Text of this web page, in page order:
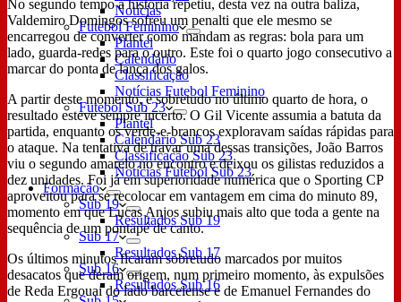
Notícias
Futebol Feminino
Plantel
Calendário
Classificação
Notícias Futebol Feminino
Futebol Sub 23
Plantel
Calendário Sub 23
Classificação Sub 23
Notícias Futebol Sub 23
Formação
Sub 19
Resultados Sub 19
Sub 17
Resultados Sub 17
Sub 16
Resultados Sub 16
No segundo tempo a história repetiu, desta vez na outra baliza,
Valdemiro Domingos sofreu um penalti que ele mesmo se
encarregou de converter como mandam as regras: bola para um
lado, guarda-redes para o outro. Este foi o quarto jogo consecutivo a
marcar do ponta de lança dos galos.
A partir deste momento, e sobretudo no último quarto de hora, o
resultado esteve sempre incerto. O Gil Vicente assumia a batuta da
partida, enquanto os verde-e-brancos exploravam saídas rápidas para
o ataque. Na tentativa de travar uma dessas transições, João Barros
viu o segundo amarelo no encontro e deixou os gilistas reduzidos a
dez unidades. Foi já em superioridade numérica que o Sporting CP
aproveitou para se recolocar em vantagem em cima do minuto 89,
momento em que Lucas Anjos subiu mais alto que toda a gente na
sequência de um pontapé de canto.
Os últimos minutos ficaram sobretudo marcados por muitos
desacatos que deram origem, num primeiro momento, às expulsões
de Reda Ergouai do lado barcelense e de Emanuel Fernandes do